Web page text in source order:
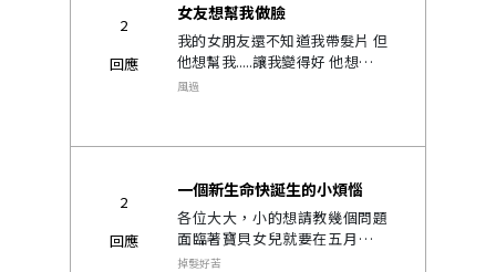
2
回應
女友想幫我做臉
我的女朋友還不知道我帶髮片 但
他想幫我.....讓我變得好 他想親自
幫我做臉@@ 我無法拒絕她的好
來.....
風過
2
回應
一個新生命快誕生的小煩惱
各位大大，小的想請教幾個問題
面臨著寶貝女兒就要在五月誕生
的一些小煩惱 想請問如果小孩子
掉髮好苦